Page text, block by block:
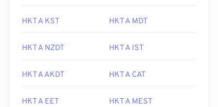
HKT A KST HKT A MDT
HKT A NZDT HKT A IST
HKT A AKDT HKT A CAT
HKT A EET HKT A MEST